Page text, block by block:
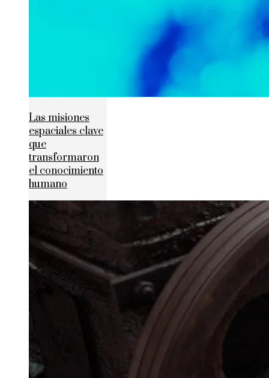
Las misiones
espaciales clave
que
transformaron
el conocimiento
humano